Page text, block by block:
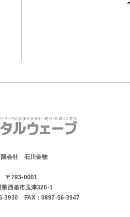
限会社 石川金物
〒793-0001
県西条市玉津320-1
3930 FAX：0897-56-3947